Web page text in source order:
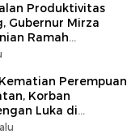
Produktivitas
Gubernur Mirza
Ramah
Perempuan
Korban
Luka di